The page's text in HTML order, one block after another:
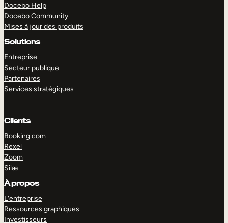
Docebo Help
Docebo Community
Mises à jour des produits
Solutions
Entreprise
Secteur publique
Partenaires
Services stratégiques
Clients
Booking.com
Rexel
Zoom
Silæ
À propos
L’entreprise
Ressources graphiques
Investisseurs